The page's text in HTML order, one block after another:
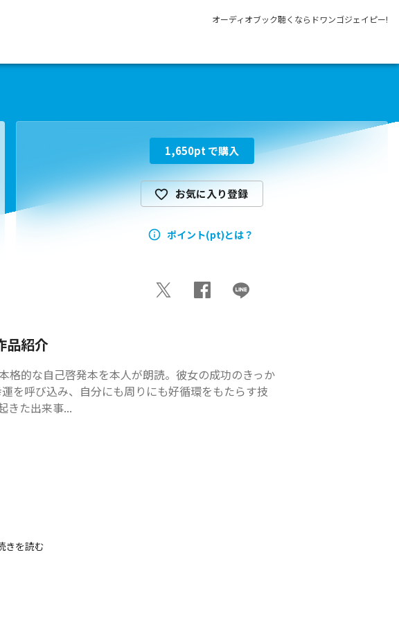
オーディオブック聴くならドワンゴジェイピー!
1,650pt で購入
お気に入り登録
ポイント(pt)とは？
品紹介
格的な自己啓発本を本人が朗読。彼女の成功のきっか
を呼び込み、自分にも周りにも好循環をもたらす技
きた出来事...
きを読む